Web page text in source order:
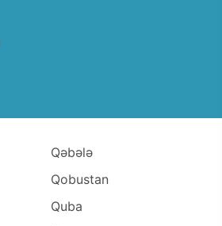
Qəbələ
Qobustan
Quba